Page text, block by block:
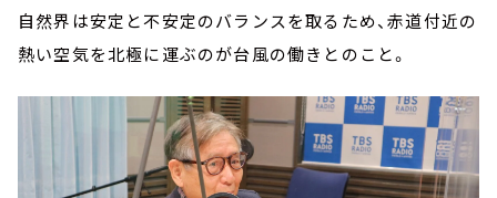
自然界は安定と不安定のバランスを取るため、赤道付近の
熱い空気を北極に運ぶのが台風の働きとのこと。